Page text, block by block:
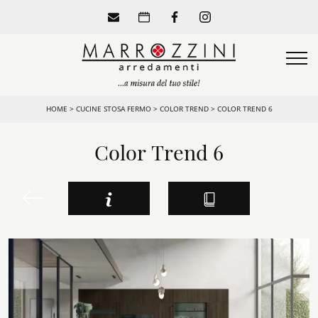
HOME > CUCINE STOSA FERMO> COLOR TREND > COLOR TREND 6
Color Trend 6